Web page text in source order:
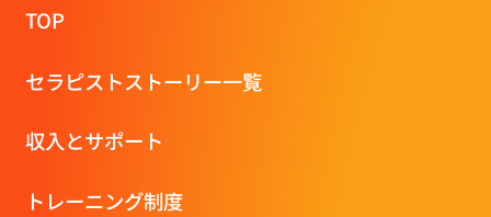
TOP
セラピストストーリー一覧
収⼊とサポート
トレーニング制度